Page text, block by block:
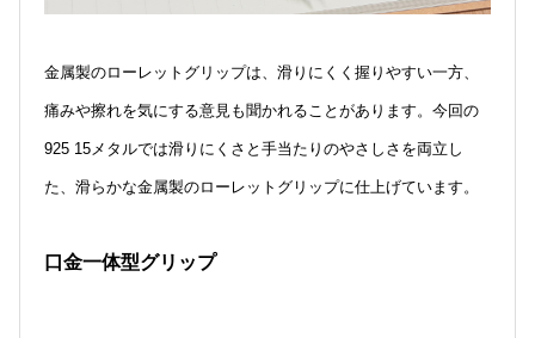
金属製のローレットグリップは、滑りにくく握りやすい一方、
痛みや擦れを気にする意見も聞かれることがあります。今回の
925 15メタルでは滑りにくさと手当たりのやさしさを両立し
た、滑らかな金属製のローレットグリップに仕上げています。
口金一体型グリップ